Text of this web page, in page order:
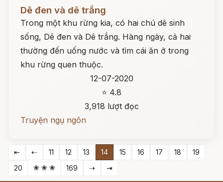
Dê đen và dê trắng
Trong một khu rừng kia, có hai chú dê sinh
sống, Dê đen và Dê trắng. Hàng ngày, cả hai
thường đến uống nước và tìm cái ăn ở trong
khu rừng quen thuộc.
12-07-2020
⭐ 4.8
3,918 lượt đọc
Truyện ngụ ngôn
⇤ ⇠ 11 12 13 14 15 16 17 18
19
20
❀ ❀ ❀ 169 ⇢ ⇥